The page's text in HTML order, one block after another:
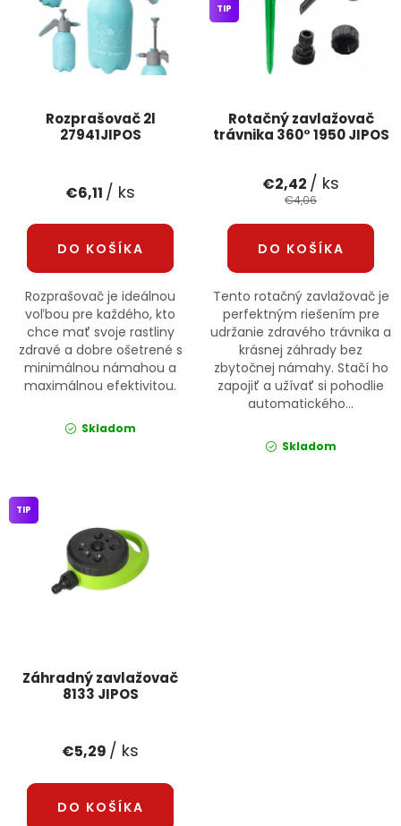
Obchodné podmienky Reklamačný poriadok
Podmienky ochrany osobných údajov
Přihlášení Registrace
Rozprašovač 2l
27941JIPOS
€6,11 / ks
DO KOŠÍKA
Rozprašovač je ideálnou
voľbou pre každého, kto
chce mať svoje rastliny
zdravé a dobre ošetrené s
minimálnou námahou a
maximálnou efektivitou.
Skladom
Rotačný zavlažovač
trávnika 360° 1950 JIPOS
TIP
€2,42 / ks
€4,06
DO KOŠÍKA
Tento rotačný zavlažovač je
perfektným riešením pre
udržanie zdravého trávnika a
krásnej záhrady bez
zbytočnej námahy. Stačí ho
zapojiť a užívať si pohodlie
automatického...
Skladom
Záhradný zavlažovač
8133 JIPOS
TIP
€5,29 / ks
DO KOŠÍKA